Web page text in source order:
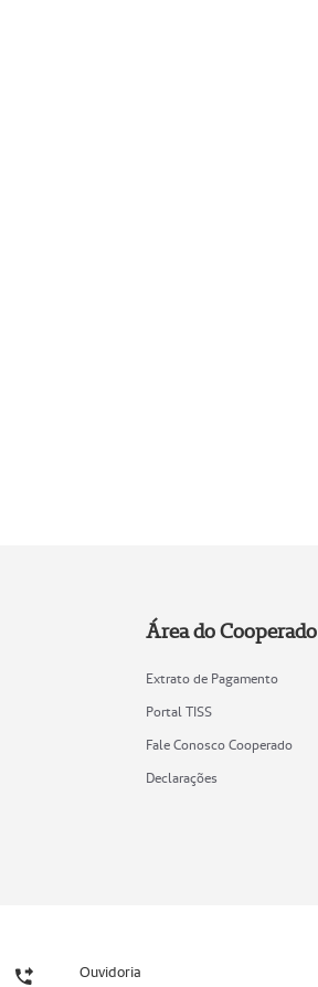
Área do Cooperado
Extrato de Pagamento
Portal TISS
Fale Conosco Cooperado
Declarações
Ouvidoria